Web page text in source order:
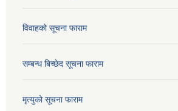
विवाहको सूचना फाराम
सम्बन्ध बिच्छेद सूचना फाराम
मृत्युको सूचना फाराम